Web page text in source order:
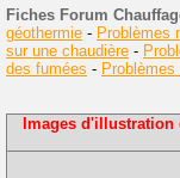
Fiches Forum
géothermie - Problèmes
sur une chaudière -
des fumées -
Images d'illustration